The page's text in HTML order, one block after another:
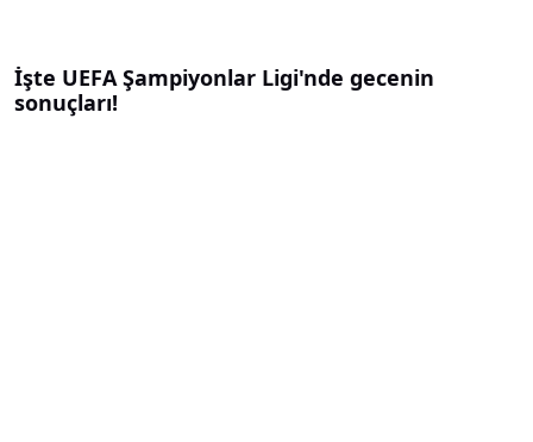
İşte UEFA Şampiyonlar Ligi'nde gecenin
sonuçları!